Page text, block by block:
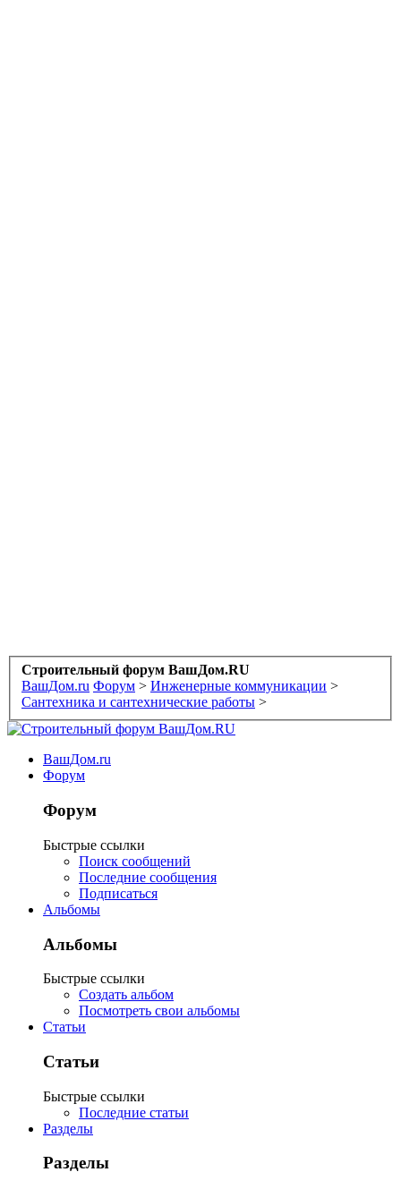
Строительный форум ВашДом.RU
ВашДом.ru Форум > Инженерные коммуникации >
Сантехника и сантехнические работы >
ВашДом.ru
Форум
Форум
Быстрые ссылки
Поиск сообщений
Последние сообщения
Подписаться
Альбомы
Альбомы
Быстрые ссылки
Создать альбом
Посмотреть свои альбомы
Статьи
Статьи
Быстрые ссылки
Последние статьи
Разделы
Разделы